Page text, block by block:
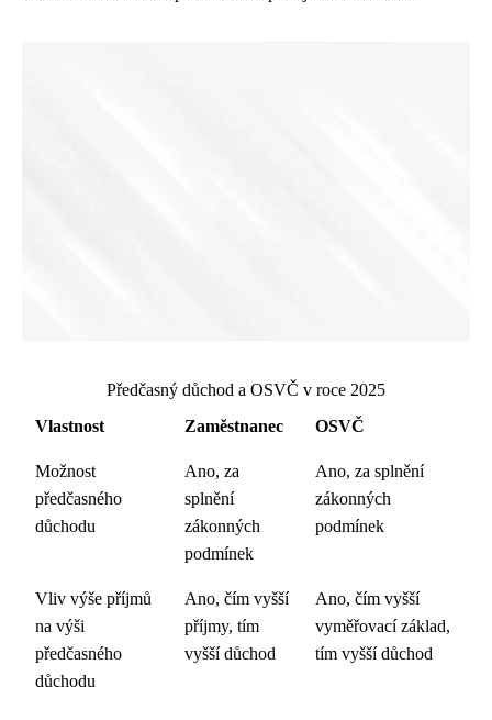
Předčasný důchod a OSVČ v roce 2025
Vlastnost
Zaměstnanec OSVČ
Možnost
předčasného
důchodu
Ano, za
splnění
zákonných
podmínek
Ano, za splnění
zákonných
podmínek
Vliv výše příjmů
na výši
předčasného
důchodu
Ano, čím vyšší
příjmy, tím
vyšší důchod
Ano, čím vyšší
vyměřovací základ,
tím vyšší důchod